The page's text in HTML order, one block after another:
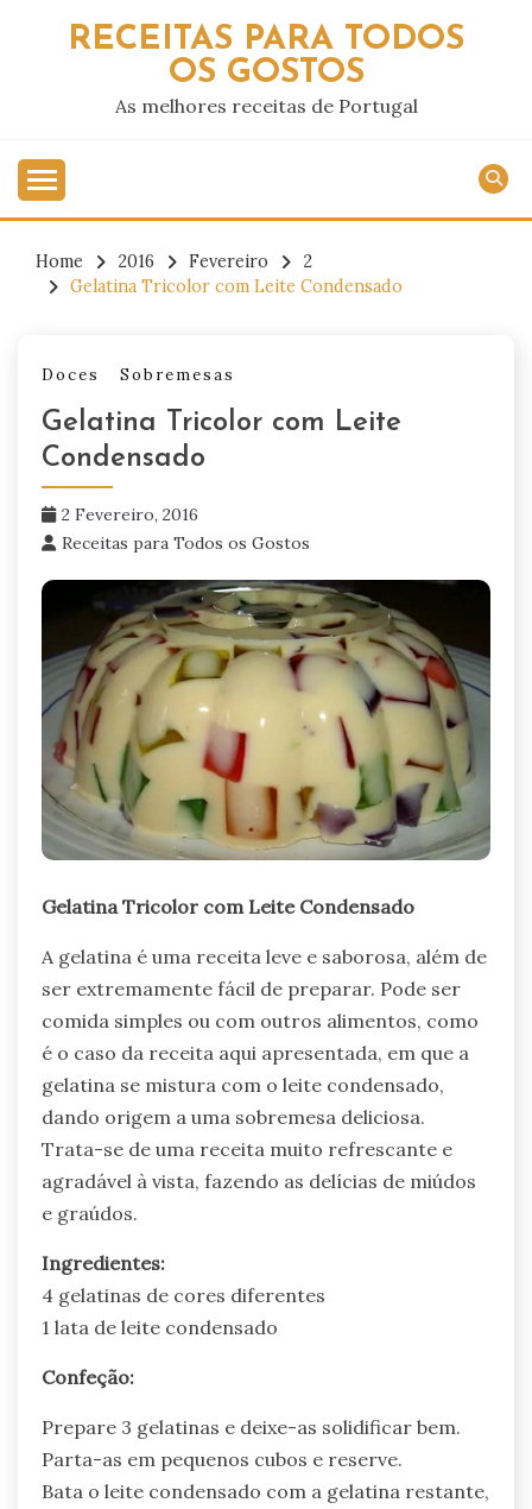
RECEITAS PARA TODOS
OS GOSTOS
As melhores receitas de Portugal
Home 2016 Fevereiro
2
Gelatina Tricolor com Leite Condensado
Doces Sobremesas
Gelatina Tricolor com Leite
Condensado
2 Fevereiro, 2016
Receitas para Todos os Gostos
Gelatina Tricolor com Leite Condensado
A gelatina é uma receita leve e saborosa, além de
ser extremamente fácil de preparar. Pode ser
comida simples ou com outros alimentos, como
é o caso da receita aqui apresentada, em que a
gelatina se mistura com o leite condensado,
dando origem a uma sobremesa deliciosa.
Trata-se de uma receita muito refrescante e
agradável à vista, fazendo as delícias de miúdos
e graúdos.
Ingredientes:
4 gelatinas de cores diferentes
1 lata de leite condensado
Confeção:
Prepare 3 gelatinas e deixe-as solidificar bem.
Parta-as em pequenos cubos e reserve.
Bata o leite condensado com a gelatina restante,